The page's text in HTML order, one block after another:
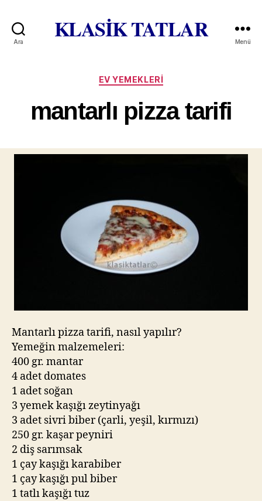
Ara KLASİK TATLAR Menü
Kategoriler
EV YEMEKLERI
mantarlı pizza tarifi
Mantarlı pizza tarifi, nasıl yapılır?
Yemeğin malzemeleri:
400 gr. mantar
4 adet domates
1 adet soğan
3 yemek kaşığı zeytinyağı
3 adet sivri biber (çarli, yeşil, kırmızı)
250 gr. kaşar peyniri
2 diş sarımsak
1 çay kaşığı karabiber
1 çay kaşığı pul biber
1 tatlı kaşığı tuz